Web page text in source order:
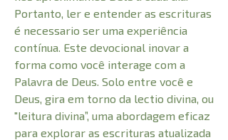
Portanto, ler e entender as escrituras
é necessario ser uma experiência
contínua. Este devocional inovar a
forma como você interage com a
Palavra de Deus. Solo entre você e
Deus, gira em torno da lectio divina, ou
"leitura divina”, uma abordagem eficaz
para explorar as escrituras atualizada